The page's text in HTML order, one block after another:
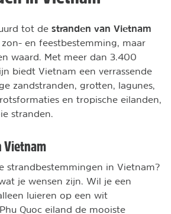
tot de stranden van Vietnam
en feestbestemming, maar
waard. Met meer dan 3.400
biedt Vietnam een verrassende
zandstranden, grotten, lagunes,
en tropische eilanden,
stranden.
Vietnam
strandbestemmingen in Vietnam?
je wensen zijn. Wil je een
luieren op een wit
Quoc eiland de mooiste